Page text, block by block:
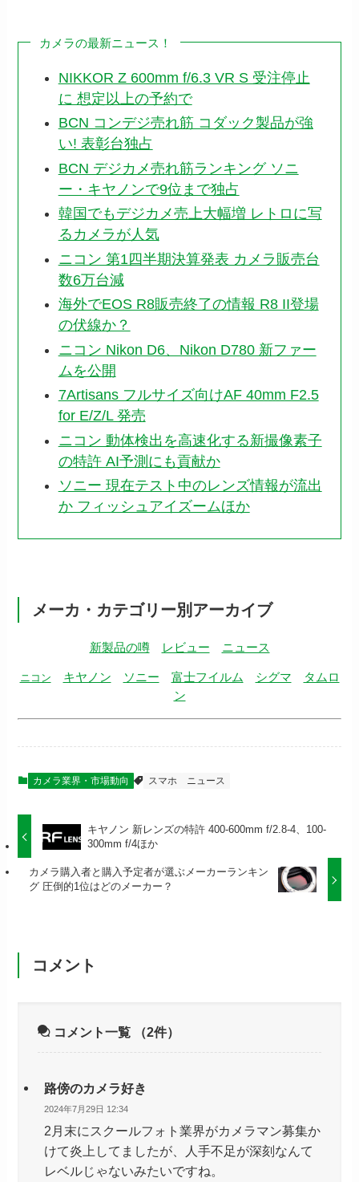
カメラの最新ニュース！
NIKKOR Z 600mm f/6.3 VR S 受注停止
に 想定以上の予約で
BCN コンデジ売れ筋 コダック製品が強
い! 表彰台独占
BCN デジカメ売れ筋ランキング ソニ
ー・キヤノンで9位まで独占
韓国でもデジカメ売上大幅増 レトロに写
るカメラが人気
ニコン 第1四半期決算発表 カメラ販売台
数6万台減
海外でEOS R8販売終了の情報 R8 II登場
の伏線か？
ニコン Nikon D6、Nikon D780 新ファー
ムを公開
7Artisans フルサイズ向けAF 40mm F2.5
for E/Z/L 発売
ニコン 動体検出を高速化する新撮像素子
の特許 AI予測にも貢献か
ソニー 現在テスト中のレンズ情報が流出
か フィッシュアイズームほか
メーカ・カテゴリー別アーカイブ
新製品の噂 レビュー ニュース
ニコン キヤノン ソニー 富士フイルム シグマ
タムロ
ン
カメラ業界・市場動向 スマホ ニュース
キヤノン 新レンズの特許 400-600mm f/2.8-4、100-
300mm f/4ほか
カメラ購入者と購入予定者が選ぶメーカーランキン
グ 圧倒的1位はどのメーカー？
コメント
コメント一覧 （2件）
路傍のカメラ好き
2024年7月29日 12:34
2月末にスクールフォト業界がカメラマン募集か
けて炎上してましたが、人手不足が深刻なんて
レベルじゃないみたいですね。